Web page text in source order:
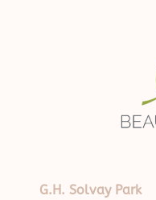
G.H. Solvay Park